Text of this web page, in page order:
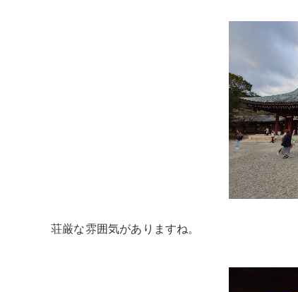
荘厳な雰囲気がありますね。